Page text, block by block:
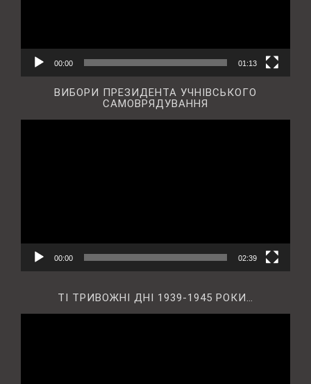
00:00 01:13
ВИБОРИ ПРЕЗИДЕНТА УЧНІВСЬКОГО
САМОВРЯДУВАННЯ
00:00 02:39
ТІ ТРИВОЖНІ ДНІ 1939-1945 РОКИ…